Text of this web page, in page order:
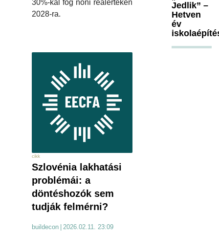
30%-kal fog nőni reálértéken
2028-ra.
cikk
Szlovénia lakhatási
problémái: a
döntéshozók sem
tudják felmérni?
buildecon 2026.02.11. 23:09
Jedlik” –
Hetven
év